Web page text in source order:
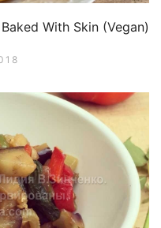
With Skin (Vegan)